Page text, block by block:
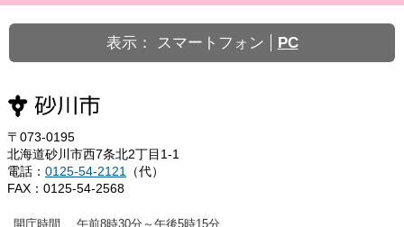
表示： スマートフォン PC
〒073-0195
北海道砂川市西7条北2丁目1-1
電話： 0125-54-2121
（代）
FAX：0125-54-2568
開庁時間 午前8時30分～午後5時15分